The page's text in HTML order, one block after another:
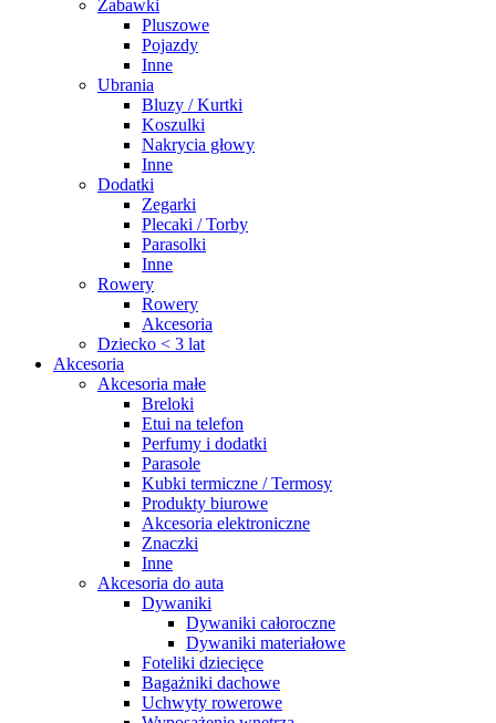
Zabawki
Pluszowe
Pojazdy
Inne
Ubrania
Bluzy / Kurtki
Koszulki
Nakrycia głowy
Inne
Dodatki
Zegarki
Plecaki / Torby
Parasolki
Inne
Rowery
Rowery
Akcesoria
Dziecko < 3 lat
Akcesoria
Akcesoria małe
Breloki
Etui na telefon
Perfumy i dodatki
Parasole
Kubki termiczne / Termosy
Produkty biurowe
Akcesoria elektroniczne
Znaczki
Inne
Akcesoria do auta
Dywaniki
Dywaniki całoroczne
Dywaniki materiałowe
Foteliki dziecięce
Bagażniki dachowe
Uchwyty rowerowe